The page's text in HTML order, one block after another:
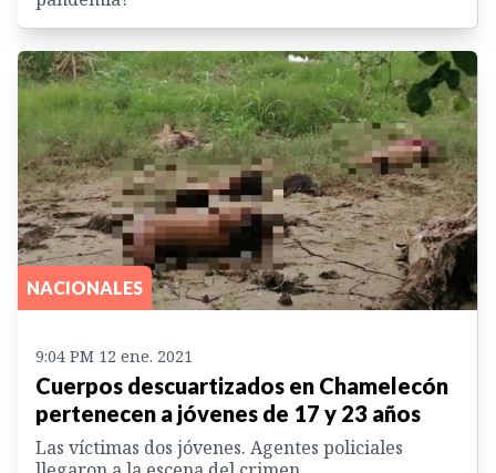
NACIONALES
9:04 PM 12 ene. 2021
Cuerpos descuartizados en Chamelecón
pertenecen a jóvenes de 17 y 23 años
Las víctimas dos jóvenes. Agentes policiales